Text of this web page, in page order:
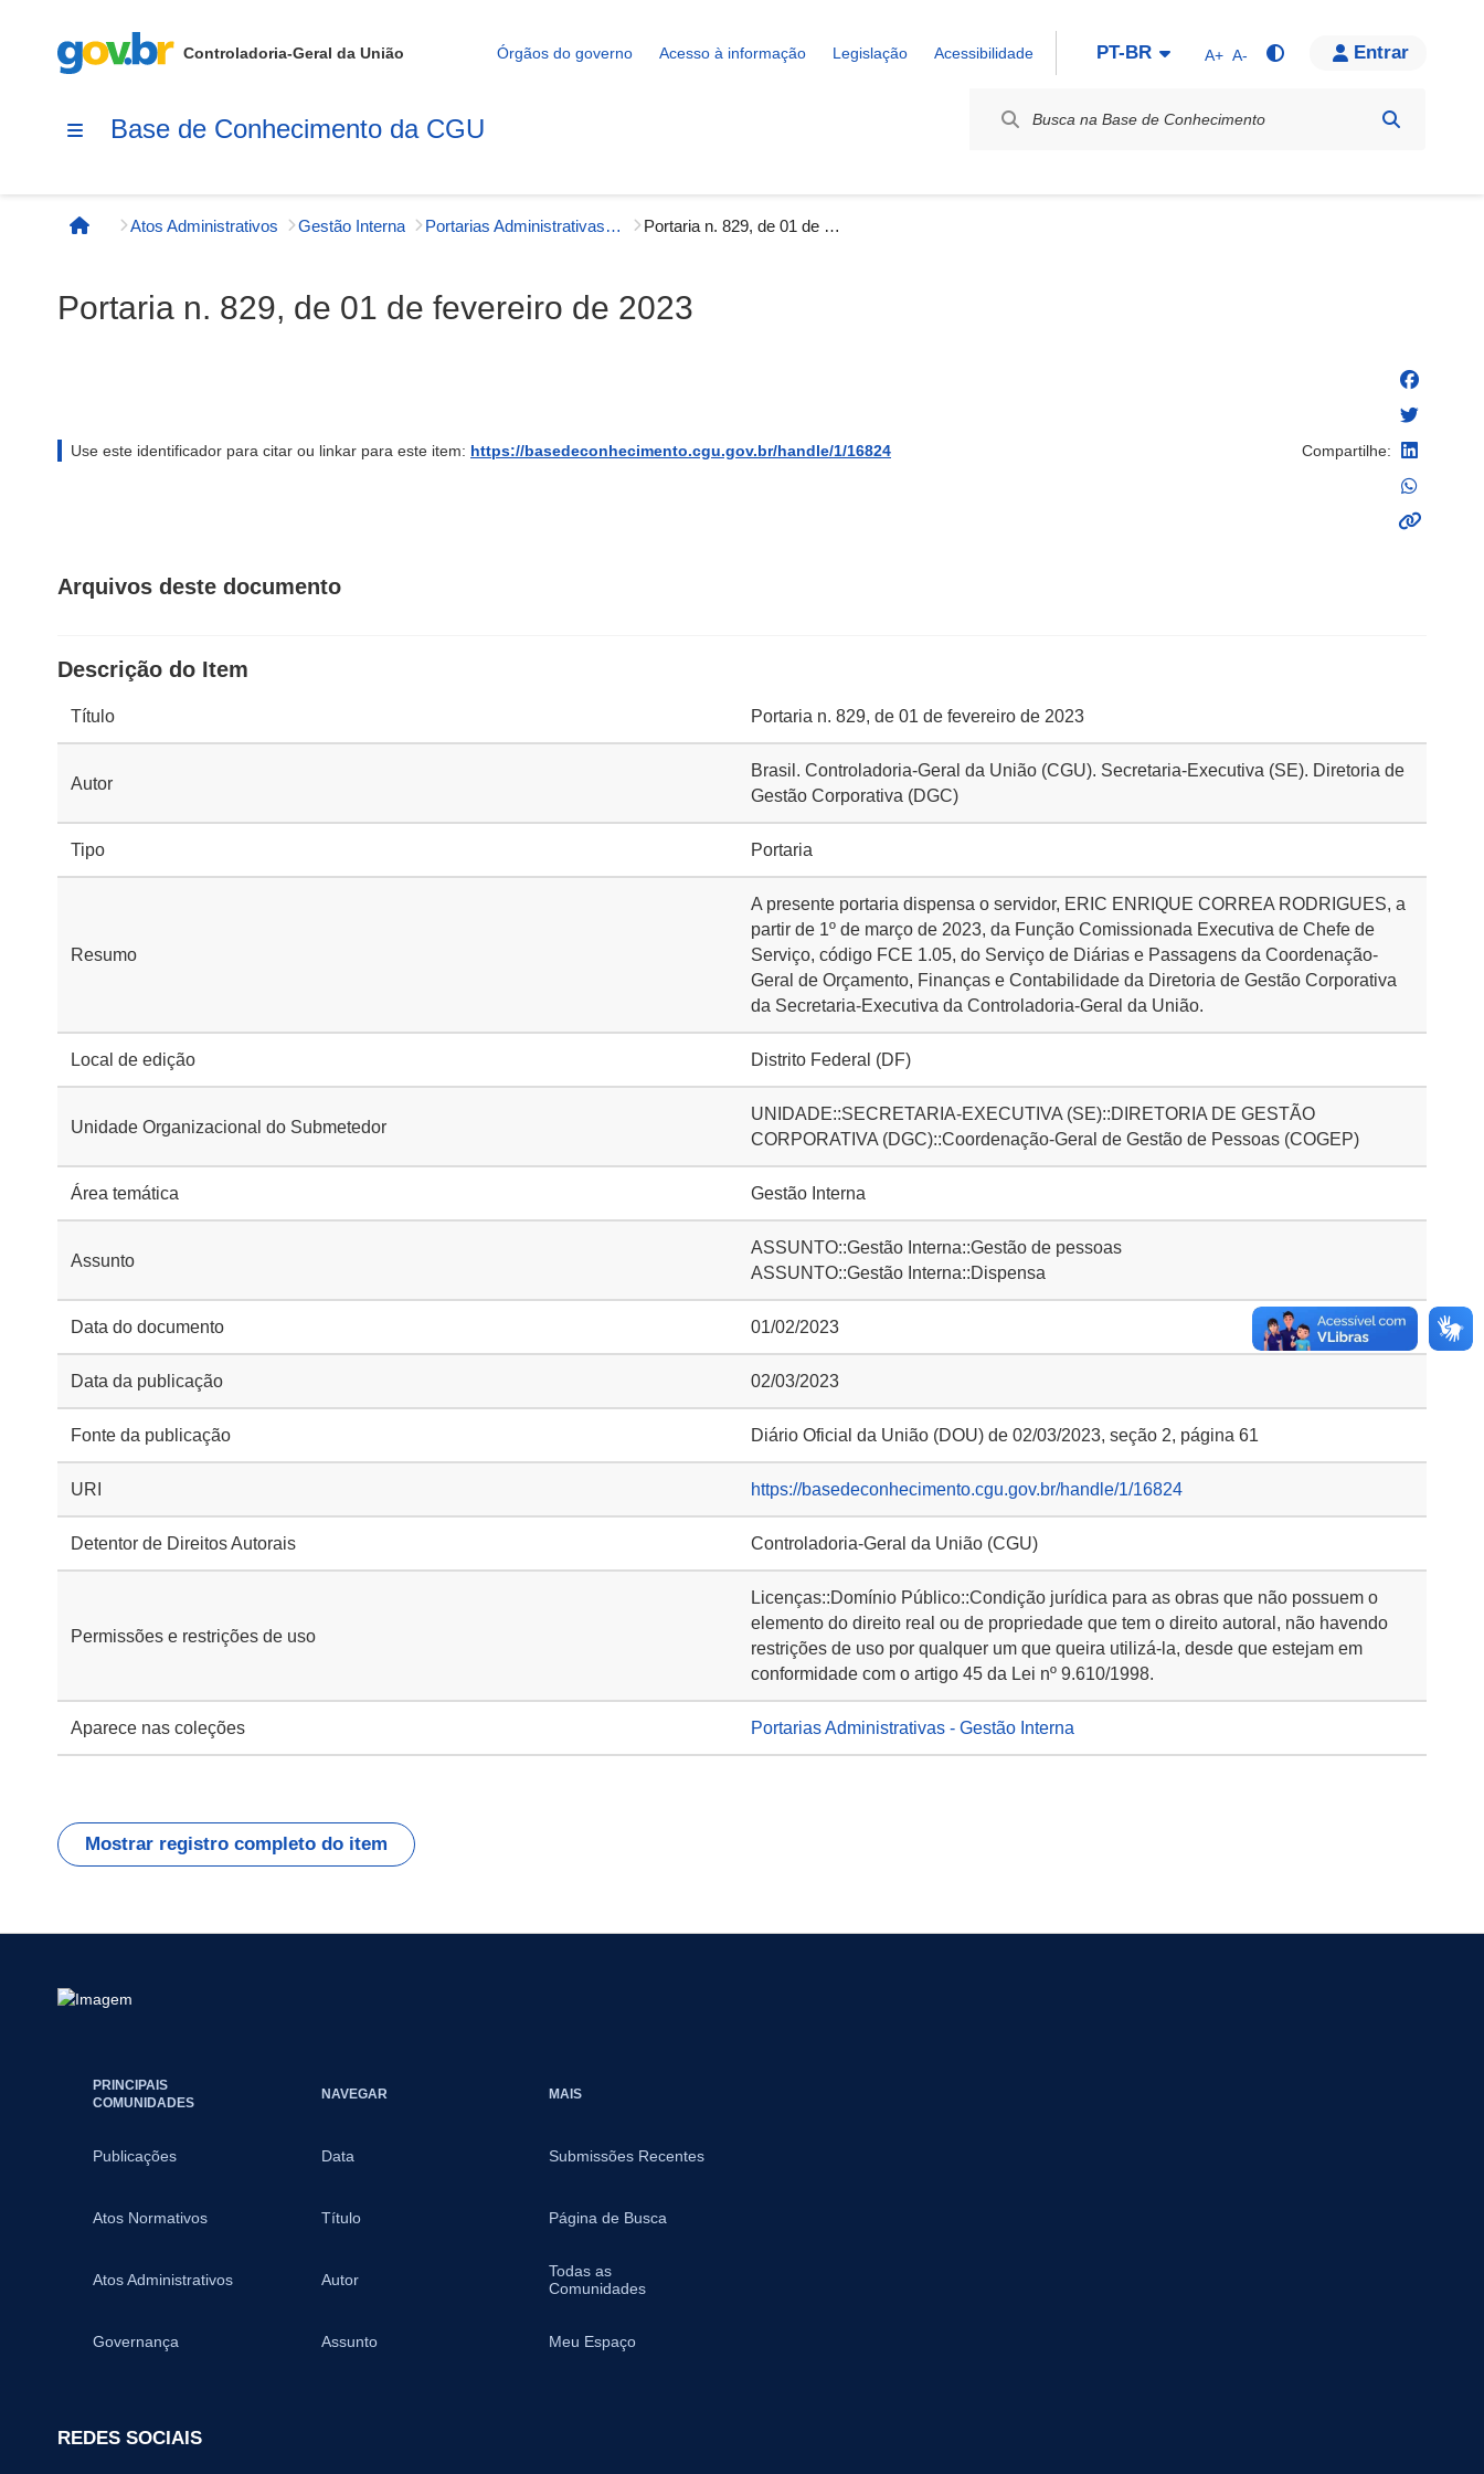
Controladoria-Geral da União Órgãos do governo Acesso à informação Legislação Acessibilidade PT-BR A+ A- Entrar
Base de Conhecimento da CGU
Página inicial
Atos Administrativos Gestão Interna Portarias Administrativas - Gestão Interna Portaria n. 829, de 01 de fevereiro de 2023
Portaria n. 829, de 01 de fevereiro de 2023
Use este identificador para citar ou linkar para este item: https://basedeconhecimento.cgu.gov.br/handle/1/16824 Compartilhe:
Arquivos deste documento
Descrição do Item
Título Portaria n. 829, de 01 de fevereiro de 2023
Autor
Brasil. Controladoria-Geral da União (CGU). Secretaria-Executiva (SE). Diretoria de
Gestão Corporativa (DGC)
Tipo Portaria
Resumo
A presente portaria dispensa o servidor, ERIC ENRIQUE CORREA RODRIGUES, a
partir de 1º de março de 2023, da Função Comissionada Executiva de Chefe de
Serviço, código FCE 1.05, do Serviço de Diárias e Passagens da Coordenação-
Geral de Orçamento, Finanças e Contabilidade da Diretoria de Gestão Corporativa
da Secretaria-Executiva da Controladoria-Geral da União.
Local de edição Distrito Federal (DF)
Unidade Organizacional do Submetedor
UNIDADE::SECRETARIA-EXECUTIVA (SE)::DIRETORIA DE GESTÃO
CORPORATIVA (DGC)::Coordenação-Geral de Gestão de Pessoas (COGEP)
Área temática Gestão Interna
Assunto
ASSUNTO::Gestão Interna::Gestão de pessoas
ASSUNTO::Gestão Interna::Dispensa
Data do documento 01/02/2023
Data da publicação 02/03/2023
Fonte da publicação Diário Oficial da União (DOU) de 02/03/2023, seção 2, página 61
URI https://basedeconhecimento.cgu.gov.br/handle/1/16824
Detentor de Direitos Autorais Controladoria-Geral da União (CGU)
Permissões e restrições de uso
Licenças::Domínio Público::Condição jurídica para as obras que não possuem o
elemento do direito real ou de propriedade que tem o direito autoral, não havendo
restrições de uso por qualquer um que queira utilizá-la, desde que estejam em
conformidade com o artigo 45 da Lei nº 9.610/1998.
Aparece nas coleções Portarias Administrativas - Gestão Interna
Mostrar registro completo do item
PRINCIPAIS
COMUNIDADES
Publicações
Atos Normativos
Atos Administrativos
Governança
NAVEGAR
Data
Título
Autor
Assunto
MAIS
Submissões Recentes
Página de Busca
Todas as
Comunidades
Meu Espaço
REDES SOCIAIS